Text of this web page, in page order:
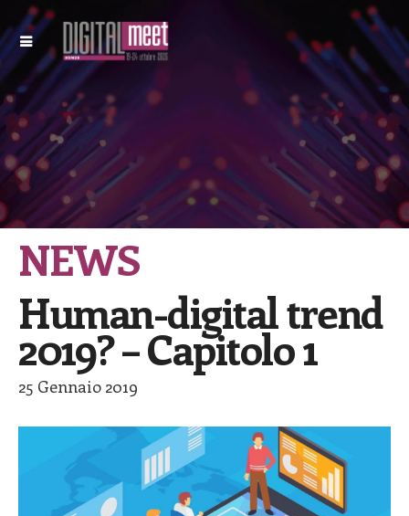
NEWS
Human-digital trend
2019? – Capitolo 1
25 Gennaio 2019